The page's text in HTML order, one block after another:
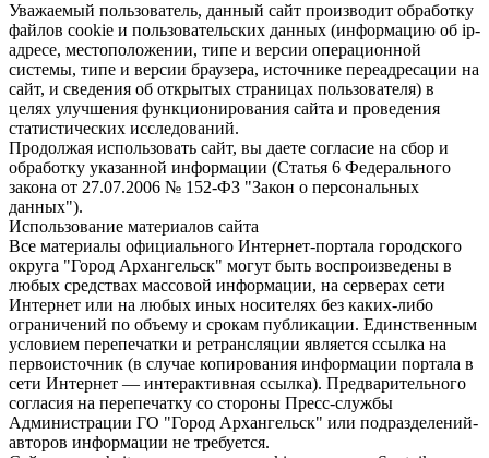
Уважаемый пользователь, данный сайт производит обработку
файлов cookie и пользовательских данных (информацию об ip-
адресе, местоположении, типе и версии операционной
системы, типе и версии браузера, источнике переадресации на
сайт, и сведения об открытых страницах пользователя) в
целях улучшения функционирования сайта и проведения
статистических исследований.
Продолжая использовать сайт, вы даете согласие на сбор и
обработку указанной информации (Статья 6 Федерального
закона от 27.07.2006 № 152-ФЗ "Закон о персональных
данных").
Использование материалов сайта
Все материалы официального Интернет-портала городского
округа "Город Архангельск" могут быть воспроизведены в
любых средствах массовой информации, на серверах сети
Интернет или на любых иных носителях без каких-либо
ограничений по объему и срокам публикации. Единственным
условием перепечатки и ретрансляции является ссылка на
первоисточник (в случае копирования информации портала в
сети Интернет — интерактивная ссылка). Предварительного
согласия на перепечатку со стороны Пресс-службы
Администрации ГО "Город Архангельск" или подразделений-
авторов информации не требуется.